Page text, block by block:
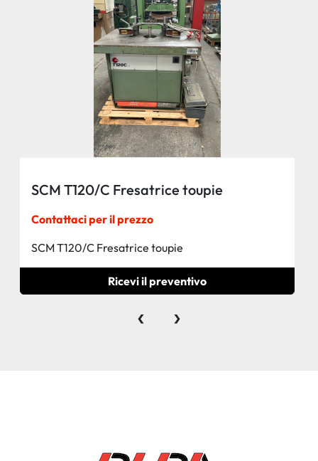
SCM T120/C Fresatrice toupie
Contattaci per il prezzo
SCM T120/C Fresatrice toupie
Ricevi il preventivo
‹ ›